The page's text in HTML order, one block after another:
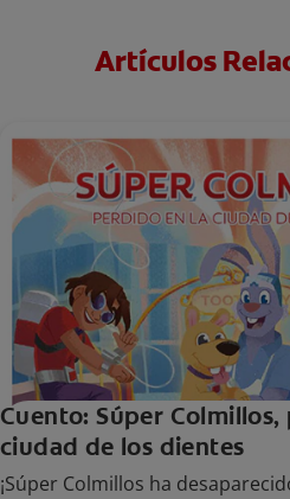
Artículos
Cuento: Súper
ciudad de los dientes
¡Súper Colmillos ha